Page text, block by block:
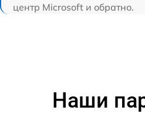
центр Microsoft и обратно.
Наши